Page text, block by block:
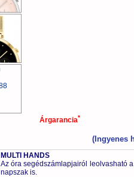
Árgarancia*
(Ingyenes
MULTI HANDS
Az óra segédszámlapjairól leolvasható
napszak is.